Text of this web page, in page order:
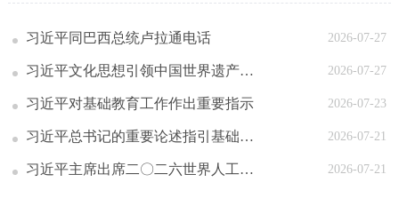
2026-07-27
习近平同巴西总统卢拉通电话
2026-07-27
习近平文化思想引领中国世界遗产申报保护工作壮阔实践
2026-07-23
习近平对基础教育工作作出重要指示
2026-07-21
习近平总书记的重要论述指引基础教育改革发展开创新局面
2026-07-21
习近平主席出席二〇二六世界人工智能大会暨人工智能全球治理高级别会议系列活动纪实